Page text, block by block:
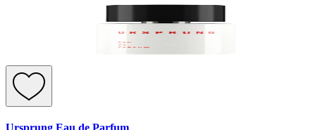
Ursprung Eau de Parfum